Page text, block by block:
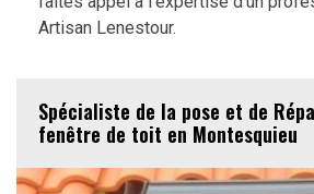
Artisan Lenestour.
Spécialiste de la pose et de
fenêtre de toit en Montesquieu